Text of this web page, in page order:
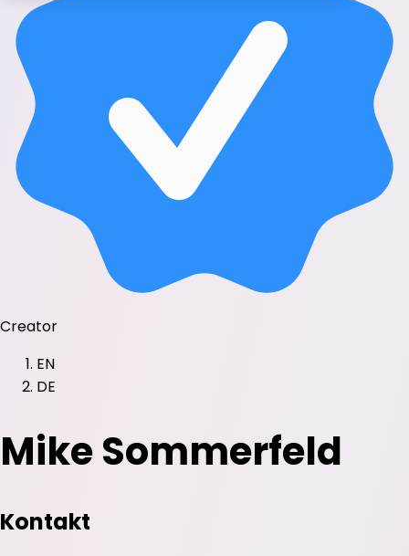
Creator
EN
DE
Mike Sommerfeld
Kontakt